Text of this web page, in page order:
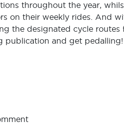
throughout the year,
on their weekly rides. And
the designated cycle routes
publication and get pedalling!